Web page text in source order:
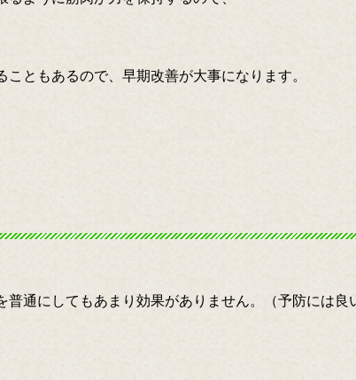
ともあるので、早期改善が大事になります。
普通にしてもあまり効果がありません。（予防には良